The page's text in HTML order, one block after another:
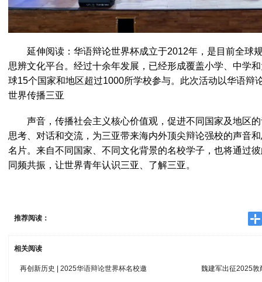
延伸阅读：华语辩论世界杯成立于2012年，是目前全球
思辨文化平台。经过十余年发展，已经形成覆盖小学、中学
球15个国家和地区超过1000所学校参与。此次活动以华语辩
世界传播三亚
声音，传播社会主义核心价值观，促进不同国家及地区
思考、对话和交流，为三亚带来海内外顶尖辩论强校的声音
名片。来自不同国家、不同文化背景的名校学子，也将通过
同频共振，让世界青年认识三亚、了解三亚。
推荐阅读：
相关阅读
再创新历史 | 2025华语辩论世界杯名校邀 魏建军出征2025敦